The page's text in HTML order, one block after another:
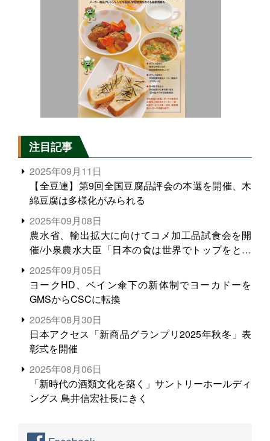
注目記事
2025年09月11日
【全豆連】第9回全国豆腐品評会の本選を開催、木
綿豆腐は多様化がみられる
2025年09月08日
農水省、輸出拡大に向けてコメ加工品試食会を開
催/小泉農水大臣「日本の食は世界でトップをとれ
る。米増産に向けて、米輸出需要の拡大を」
2025年09月05日
ヨークHD、ベイン傘下の新体制でヨーカドーを
GMSからCSCに転換
2025年08月30日
日本アクセス「新商品グランプリ2025年秋冬」表
彰式を開催
2025年08月06日
「新時代の酒類文化を築く」サントリーホールディ
ングス 鳥井信宏社長にきく